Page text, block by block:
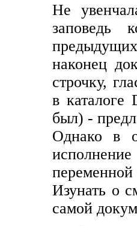
Не
заповедь
предыдущих
наконец
строчку,
в
был) -
Однако в
Изунать о
самой